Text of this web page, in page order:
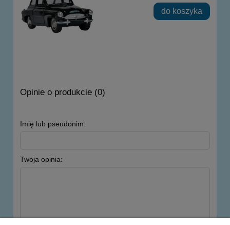
do koszyka
Opinie o produkcie (0)
Imię lub pseudonim:
Twoja opinia: